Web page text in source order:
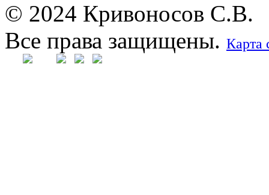
© 2024 Кривоносов С.В.
Все права защищены. Карта